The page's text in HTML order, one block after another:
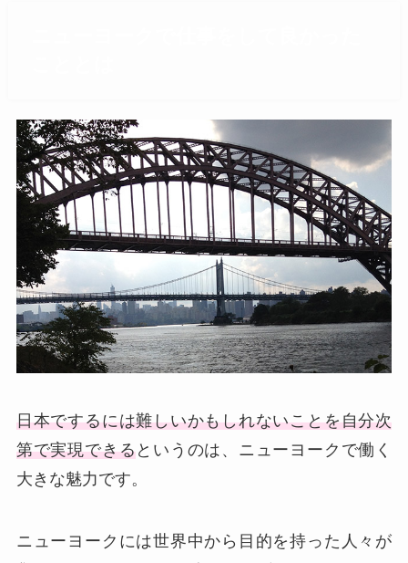
日本でするには難しいかもしれないことを自分次
第で実現できるというのは、ニューヨークで働く
大きな魅力です。
ニューヨークには世界中から目的を持った人々が